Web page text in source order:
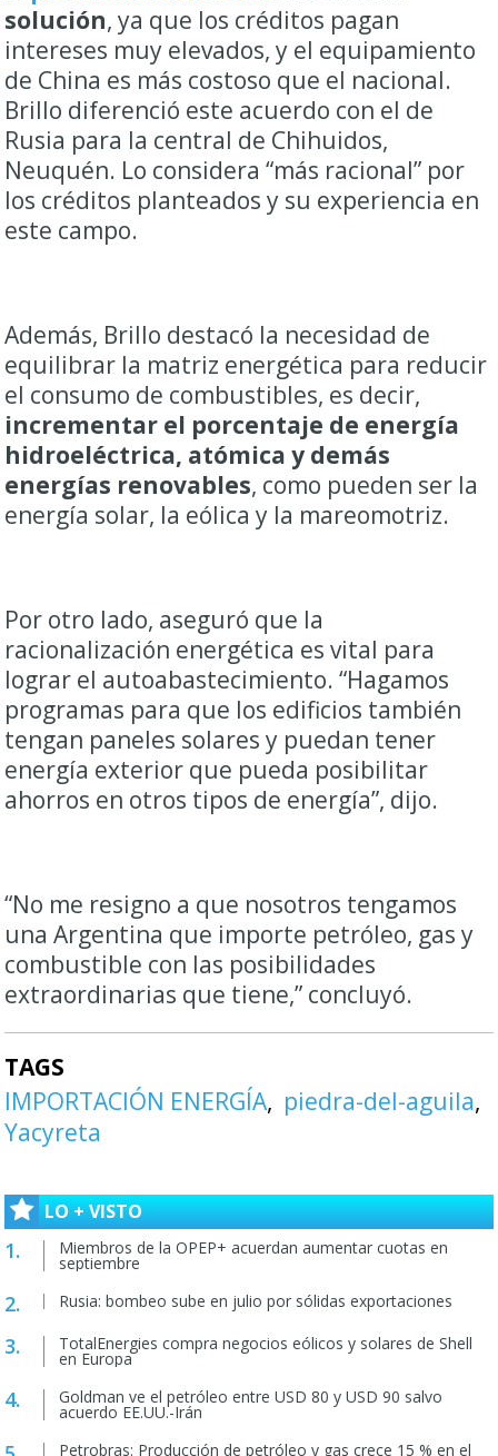
solución, ya que los créditos pagan
intereses muy elevados, y el equipamiento
de China es más costoso que el nacional.
Brillo diferenció este acuerdo con el de
Rusia para la central de Chihuidos,
Neuquén. Lo considera “más racional” por
los créditos planteados y su experiencia en
este campo.
Además, Brillo destacó la necesidad de
equilibrar la matriz energética para reducir
el consumo de combustibles, es decir,
incrementar el porcentaje de energía
hidroeléctrica, atómica y demás
energías renovables, como pueden ser la
energía solar, la eólica y la mareomotriz.
Por otro lado, aseguró que la
racionalización energética es vital para
lograr el autoabastecimiento. “Hagamos
programas para que los edificios también
tengan paneles solares y puedan tener
energía exterior que pueda posibilitar
ahorros en otros tipos de energía”, dijo.
“No me resigno a que nosotros tengamos
una Argentina que importe petróleo, gas y
combustible con las posibilidades
extraordinarias que tiene,” concluyó.
TAGS
IMPORTACIÓN ENERGÍA
piedra-del-aguila
Yacyreta
LO + VISTO
Miembros de la OPEP+ acuerdan aumentar cuotas en
septiembre
Rusia: bombeo sube en julio por sólidas exportaciones
TotalEnergies compra negocios eólicos y solares de Shell
en Europa
Goldman ve el petróleo entre USD 80 y USD 90 salvo
acuerdo EE.UU.-Irán
Petrobras: Producción de petróleo y gas crece 15 % en el